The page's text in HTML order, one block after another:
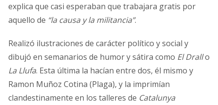
explica que casi esperaban que trabajara gratis por
aquello de “la causa y la militancia”.
Realizó ilustraciones de carácter político y social y
dibujó en semanarios de humor y sátira como El Drallo
La Llufa. Esta última la hacían entre dos, él mismo y
Ramon Muñoz Cotina (Plaga), y la imprimían
clandestinamente en los talleres de Catalunya